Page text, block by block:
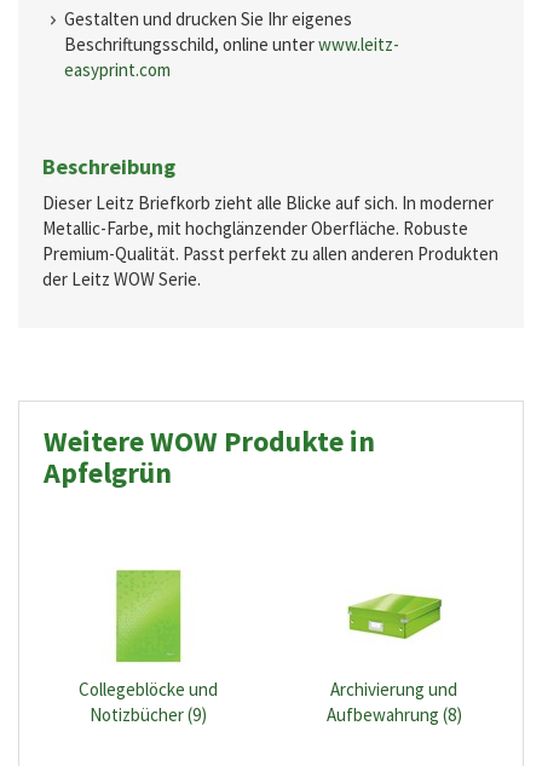
Gestalten und drucken Sie Ihr eigenes
Beschriftungsschild, online unterwww.leitz-
easyprint.com
Beschreibung
Dieser Leitz Briefkorb zieht alle Blicke auf sich. In moderner
Metallic-Farbe, mit hochglänzender Oberfläche. Robuste
Premium-Qualität. Passt perfekt zu allen anderen Produkten
der Leitz WOW Serie.
Weitere WOW Produkte in
Apfelgrün
Collegeblöcke und
Notizbücher (9)
Archivierung und
Aufbewahrung (8)